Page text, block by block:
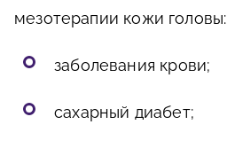
мезотерапии кожи головы:
заболевания крови;
сахарный диабет;